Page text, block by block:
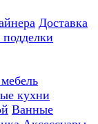
Доставка
кухни
Ванные